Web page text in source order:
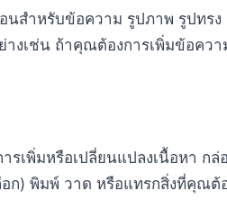
นสำหรับข้อความ รูปภาพ รูปทรง
งเช่น ถ้าคุณต้องการเพิ่มข้อคว
เพิ่มหรือเปลี่ยนแปลงเนื้อหา กล่
ก) พิมพ์ วาด หรือแทรกสิ่งที่คุณต้